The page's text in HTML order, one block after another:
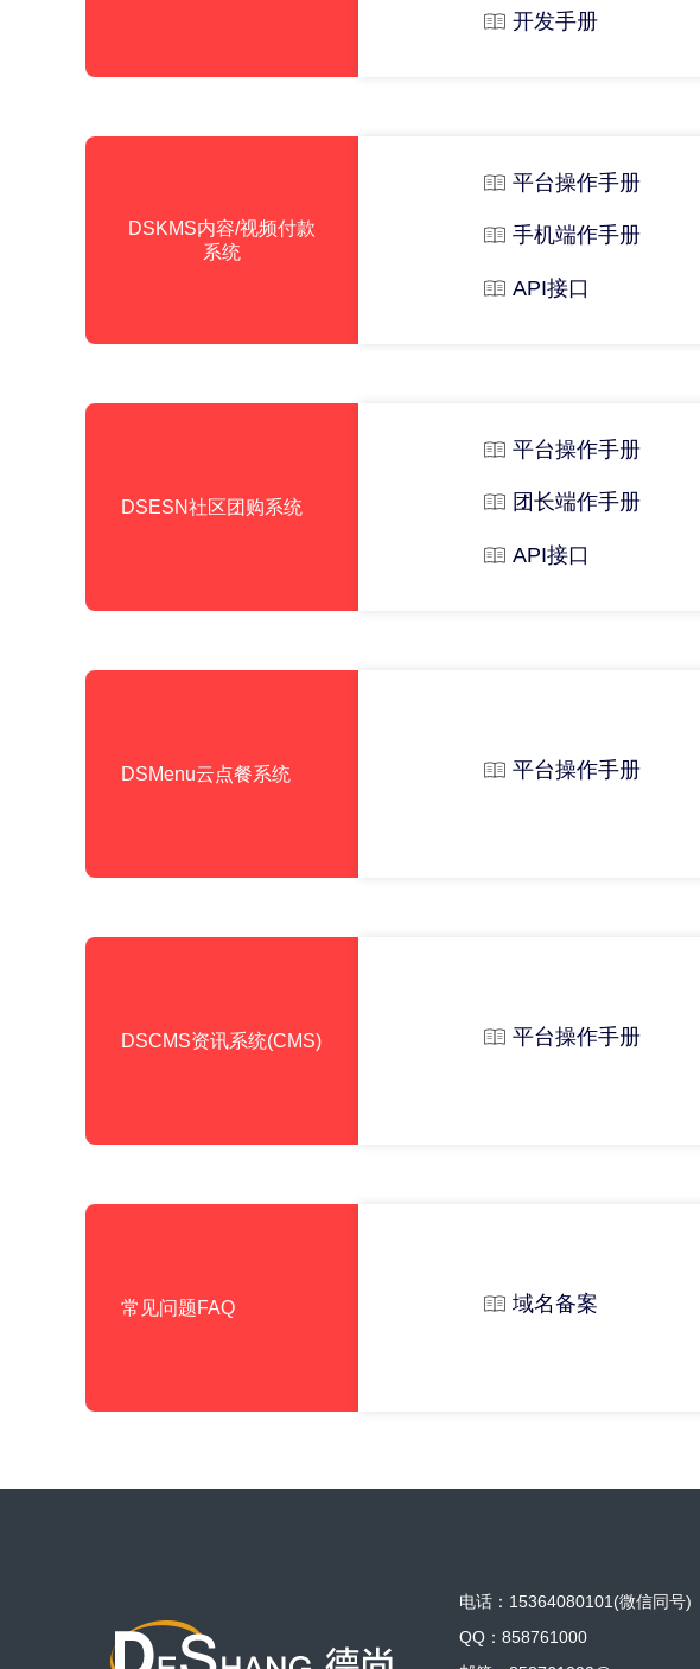
开发手册
DSKMS内容/视频付款
系统
平台操作手册
手机端作手册
API接口
DSESN社区团购系统
平台操作手册
团长端作手册
API接口
DSMenu云点餐系统 平台操作手册
DSCMS资讯系统(CMS) 平台操作手册
常见问题FAQ 域名备案
电话：15364080101(微信同号)
QQ：858761000